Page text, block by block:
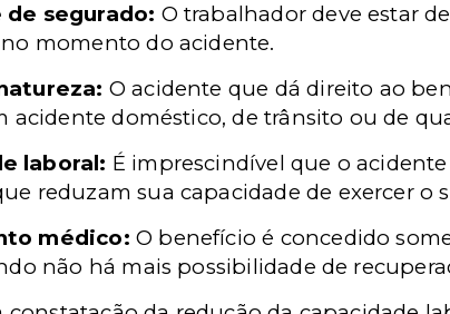
segurado: O trabalhador deve estar
momento do acidente.
O acidente que dá direito ao
acidente doméstico, de trânsito ou de
laboral: É imprescindível que o
reduzam sua capacidade de exercer o
médico: O benefício é concedido
não há mais possibilidade de